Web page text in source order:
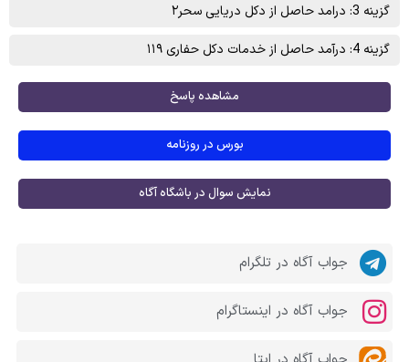
گزینه 3: درامد حاصل از دکل دريايی سحر۲
گزینه 4: درآمد حاصل از خدمات دکل حفاری ۱۱۹
مشاهده پاسخ
بورس در روزنامه
نمایش سوال در باشگاه آگاه
جواب آگاه در تلگرام
جواب آگاه در اینستاگرام